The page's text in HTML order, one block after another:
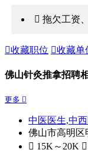
 拖欠工资
收藏职位 收藏单
佛山针灸推拿招聘
更多 
中医医生,中
佛山市高明区
 15K～20K